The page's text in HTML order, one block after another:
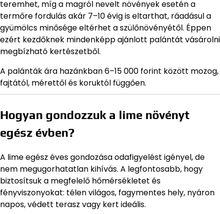
teremhet, míg a magról nevelt növények esetén a
termőre fordulás akár 7–10 évig is eltarthat, ráadásul a
gyümölcs minősége eltérhet a szülőnövényétől. Éppen
ezért kezdőknek mindenképp ajánlott palántát vásárolni
megbízható kertészetből.
A palánták ára hazánkban 6–15 000 forint között mozog,
fajtától, mérettől és koruktól függően.
Hogyan gondozzuk a lime növényt
egész évben?
A lime egész éves gondozása odafigyelést igényel, de
nem megugorhatatlan kihívás. A legfontosabb, hogy
biztosítsuk a megfelelő hőmérsékletet és
fényviszonyokat: télen világos, fagymentes hely, nyáron
napos, védett terasz vagy kert ideális.